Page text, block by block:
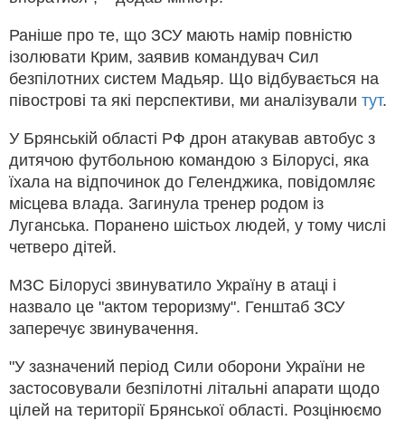
Раніше про те, що ЗСУ мають намір повністю
ізолювати Крим, заявив командувач Сил
безпілотних систем Мадьяр. Що відбувається на
півострові та які перспективи, ми аналізували тут.
У Брянській області РФ дрон атакував автобус з
дитячою футбольною командою з Білорусі, яка
їхала на відпочинок до Геленджика, повідомляє
місцева влада. Загинула тренер родом із
Луганська. Поранено шістьох людей, у тому числі
четверо дітей.
МЗС Білорусі звинуватило Україну в атаці і
назвало це "актом тероризму". Генштаб ЗСУ
заперечує звинувачення.
"У зазначений період Сили оборони України не
застосовували безпілотні літальні апарати щодо
цілей на території Брянської області. Розцінюємо